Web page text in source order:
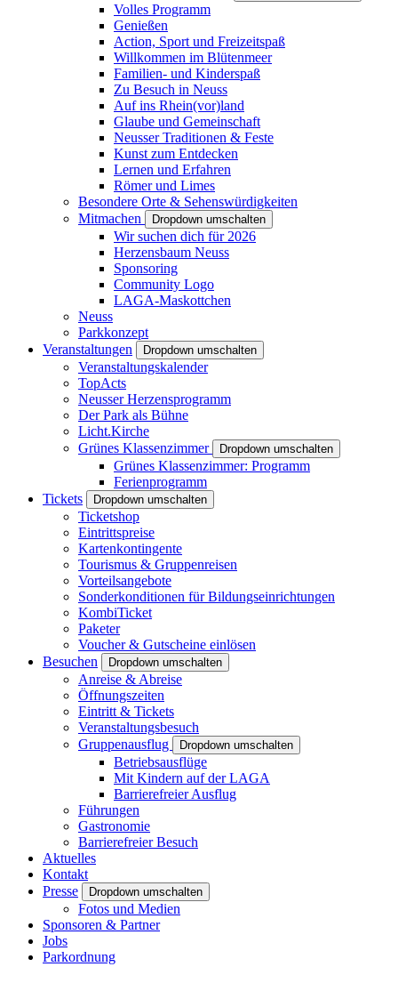
Volles Programm
Genießen
Action, Sport und Freizeitspaß
Willkommen im Blütenmeer
Familien- und Kinderspaß
Zu Besuch in Neuss
Auf ins Rhein(vor)land
Glaube und Gemeinschaft
Neusser Traditionen & Feste
Kunst zum Entdecken
Lernen und Erfahren
Römer und Limes
Besondere Orte & Sehenswürdigkeiten
Mitmachen
Dropdown umschalten
Wir suchen dich für 2026
Herzensbaum Neuss
Sponsoring
Community Logo
LAGA-Maskottchen
Neuss
Parkkonzept
Veranstaltungen
Dropdown umschalten
Veranstaltungskalender
TopActs
Neusser Herzensprogramm
Der Park als Bühne
Licht.Kirche
Grünes Klassenzimmer
Dropdown umschalten
Grünes Klassenzimmer: Programm
Ferienprogramm
Tickets
Dropdown umschalten
Ticketshop
Eintrittspreise
Kartenkontingente
Tourismus & Gruppenreisen
Vorteilsangebote
Sonderkonditionen für Bildungseinrichtungen
KombiTicket
Paketer
Voucher & Gutscheine einlösen
Besuchen
Dropdown umschalten
Anreise & Abreise
Öffnungszeiten
Eintritt & Tickets
Veranstaltungsbesuch
Gruppenausflug
Dropdown umschalten
Betriebsausflüge
Mit Kindern auf der LAGA
Barrierefreier Ausflug
Führungen
Gastronomie
Barrierefreier Besuch
Aktuelles
Kontakt
Presse
Dropdown umschalten
Fotos und Medien
Sponsoren & Partner
Jobs
Parkordnung